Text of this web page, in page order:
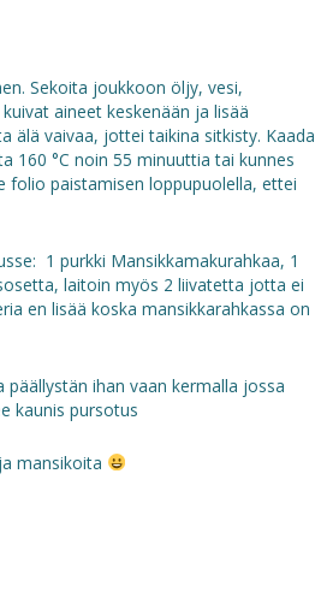
Sekoita joukkoon öljy, vesi,
aineet keskenään ja lisää
älä vaivaa, jottei taikina sitkisty. Kaada
160 °C noin 55 minuuttia tai kunnes
folio paistamisen loppupuolella, ettei
1 purkki Mansikkamakurahkaa, 1
laitoin myös 2 liivatetta jotta ei
en lisää koska mansikkarahkassa on
ihan vaan kermalla jossa
kaunis pursotus
mansikoita